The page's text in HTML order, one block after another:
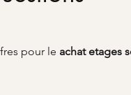
pour le achat etages